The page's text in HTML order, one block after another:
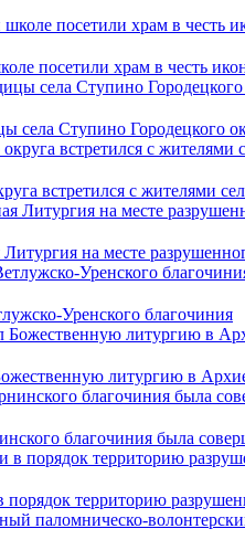
посетили храм в честь
Ступино Городецкого
встретился с жителями
на месте
Уренского благочиния
литургию в
благочиния была
порядок территорию